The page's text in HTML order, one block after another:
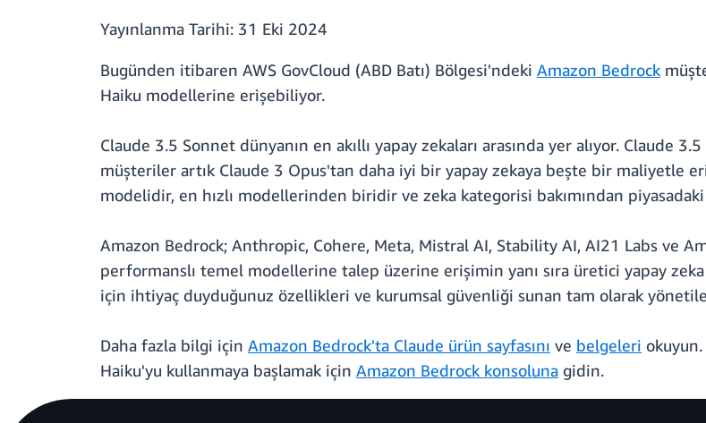
Yayınlanma Tarihi: 31 Eki 2024
Bugünden itibaren AWS GovCloud (ABD Batı) Bölgesi'ndeki Amazon Bedrock
Haiku modellerine erişebiliyor.
Claude 3.5 Sonnet dünyanın en akıllı yapay zekaları arasında yer alıyor. Claude
müşteriler artık Claude 3 Opus'tan daha iyi bir yapay zekaya beşte bir maliyetle
modelidir, en hızlı modellerinden biridir ve zeka kategorisi bakımından
Amazon Bedrock; Anthropic, Cohere, Meta, Mistral AI, Stability AI, AI21 Labs ve
performanslı temel modellerine talep üzerine erişimin yanı sıra üretici yapay
için ihtiyaç duyduğunuz özellikleri ve kurumsal güvenliği sunan tam olarak
Daha fazla bilgi için Amazon Bedrock'ta Claude ürün sayfasını ve belgeleri
Haiku'yu kullanmaya başlamak için Amazon Bedrock konsoluna gidin.